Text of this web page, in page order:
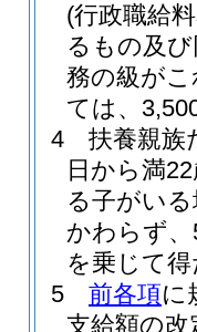
(行政職給
るもの及
務の級が
ては、
4
扶養親族
日から満
る子がい
かわらず
を乗じて
5
前各項に
支給額の